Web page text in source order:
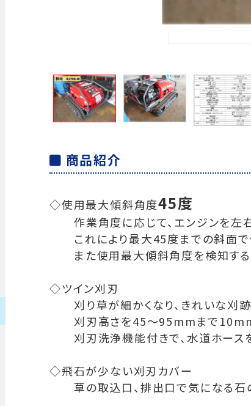
商品紹介
◇使用最大傾斜角度45度
作業角度に応じて、エンジンを
これにより最大45度までの斜面
また使用最大傾斜角度を検知す
◇ツイン刈刃
刈り草が細かくなり、きれいな刈
刈刃高さを45～95mmまで
刈刃洗浄機能付きで、水道ホー
◇飛石が少ない刈刃カバー
草の取込口、排出口で気になる